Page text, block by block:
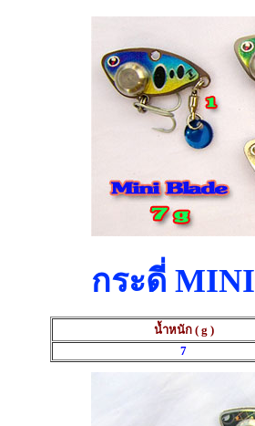
กระดี่ MINI
น้ำหนัก ( g )
7